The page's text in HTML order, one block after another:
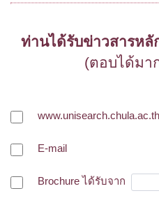
ท่านได้รับข่าวสารหลั
(ตอบได้มา
www.unisearch.chula.ac.th
E-mail
Brochure ได้รับจาก